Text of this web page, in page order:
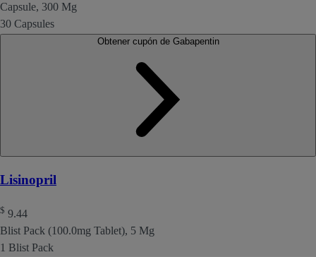
Capsule, 300 Mg
30 Capsules
Obtener cupón de Gabapentin
Lisinopril
$ 9.44
Blist Pack (100.0mg Tablet), 5 Mg
1 Blist Pack